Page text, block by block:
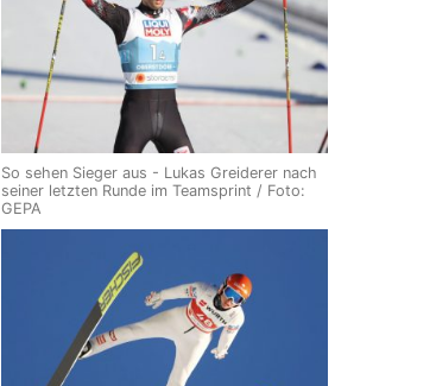
So sehen Sieger aus - Lukas Greiderer nach
seiner letzten Runde im Teamsprint / Foto:
GEPA